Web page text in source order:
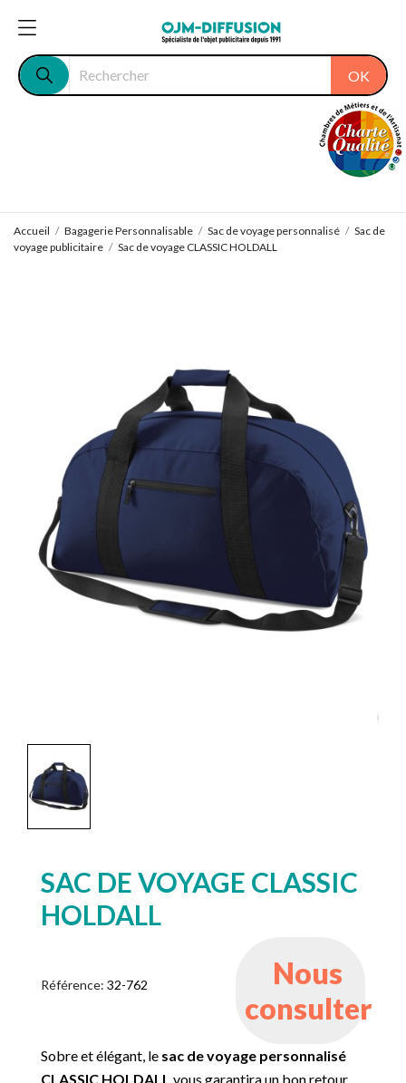
OK
Accueil Bagagerie Personnalisable Sac de voyage personnalisé
Sac de
voyage publicitaire
Sac de voyage CLASSIC HOLDALL
SAC DE VOYAGE CLASSIC
HOLDALL
Référence: 32-762
Nous
consulter
Sobre et élégant, le sac de voyage personnalisé
CLASSIC HOLDALL vous garantira un bon retour